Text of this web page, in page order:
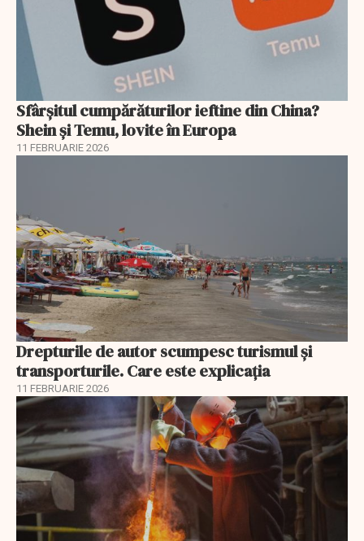
Sfârșitul cumpărăturilor ieftine din China?
Shein și Temu, lovite în Europa
11 FEBRUARIE 2026
Drepturile de autor scumpesc turismul și
transporturile. Care este explicația
11 FEBRUARIE 2026